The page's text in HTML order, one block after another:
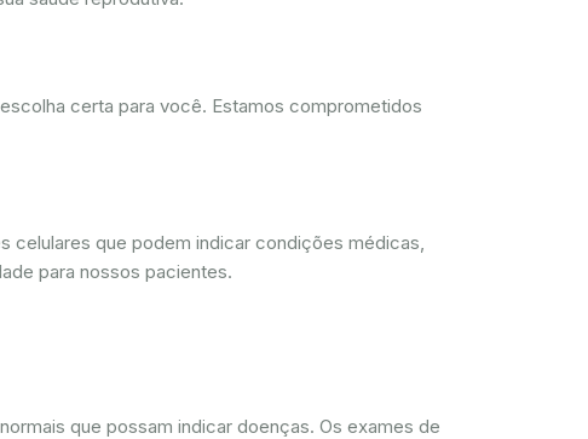
certa para você. Estamos comprometidos
que podem indicar condições médicas,
para nossos pacientes.
que possam indicar doenças. Os exames de